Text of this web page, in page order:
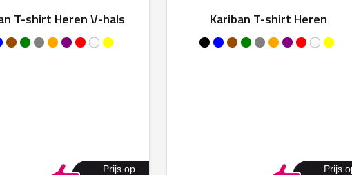
T-shirt Heren V-hals
Prijs op
Kariban T-shirt Heren
Prijs